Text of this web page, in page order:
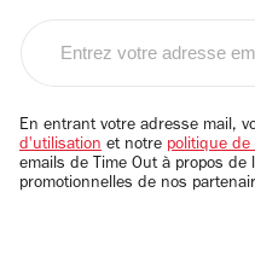
email
En entrant votre adresse mail,
d'utilisation et notre politique
emails de Time Out à propos
promotionnelles de nos